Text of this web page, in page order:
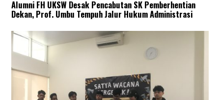
U
N
2
0
2
Alumni FH UKSW Desak Pencabutan SK Pemberhentian
Dekan, Prof. Umbu Tempuh Jalur Hukum Administrasi